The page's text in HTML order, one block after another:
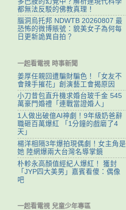
都無法反駁的佛教真理！
腦洞烏托邦 NDWTB 20260807 最
恐怖的微博賬號：貌美女子為何每
日更新詭異自拍？
一起看電視 時事新聞
姜厚任親回遭騙財騙色！「女友不
會辣手摧花」創演藝工會揭原因
小刀昔包直升機求婚台玻千金 545
萬豪門婚禮「連戰當證婚人」
1人做出破億AI神劇！9年級奶爸辭
職砸百萬爆紅 「1分鐘的戲磨了4
天」
楊洋相隔3年爆拍現偶劇！女主角是
她 陸網爆兩大台灣名導掌鏡
朴軫永高顏值經紀人爆紅！ 獲封
「JYP四大美男」嘉賓看傻：偶像
吧
一起看電視 兒童少年專區